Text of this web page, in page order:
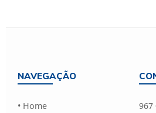
NAVEGAÇÃO
• Home
967